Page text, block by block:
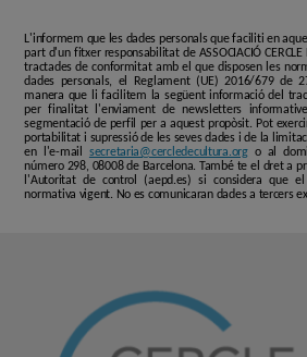
L'informem que les dades personals que faciliti en
part d'un fitxer responsabilitat de ASSOCIACIÓ
tractades de conformitat amb el que disposen les
dades personals, el Reglament (UE) 2016/679 de
manera que li facilitem la següent informació del
per finalitat l'enviament de newsletters
segmentació de perfil per a aquest propòsit. Pot
portabilitat i supressió de les seves dades i de la
en l'e-mail secretaria@cercledecultura.orgo al
número 298, 08008 de Barcelona. També te el dret a
l'Autoritat de control (aepd.es) si considera que
normativa vigent. No es comunicaran dades a tercers